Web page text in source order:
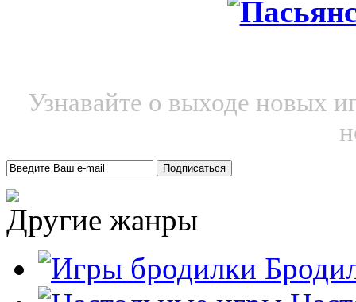
Узнавайте о выходе новых
Другие жанры